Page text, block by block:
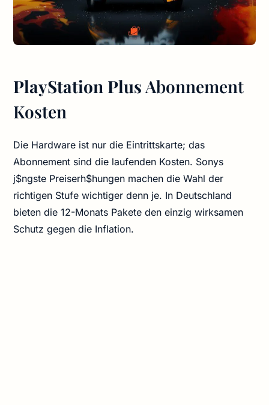
PlayStation PlusAbonnement
Kosten
Die Hardware ist nur die Eintrittskarte; das
Abonnement sind die laufenden Kosten. Sonys
j$ngste Preiserh$hungen machen die Wahl der
richtigen Stufe wichtiger denn je. In Deutschland
bieten die 12-Monats Pakete den einzig wirksamen
Schutz gegen die Inflation.